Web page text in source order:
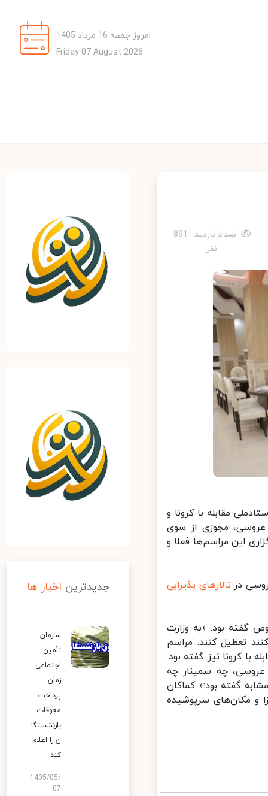
امروز جمعه 16 مرداد 1405
Friday 07 August 2026
تعداد بازدید : 891
نفر
مقابله با کرونا و
مجوزی از سوی
این مراسم‌ها فعلا و
درتالارهای پذیرایی
خصوص گفته بود: «به وزارت
تعطیل کنند. مراسم
کرونا نیز گفته بود:
چه سمینار چه
گفته بود:« کماکان
مکان‌های سرپوشیده
جدیدترین اخبار ها
سازمان
تأمین
اجتماعی
زمان
پرداخت
معوقات
بازنشستگا
ن را اعلام
کند
1405/05/
07